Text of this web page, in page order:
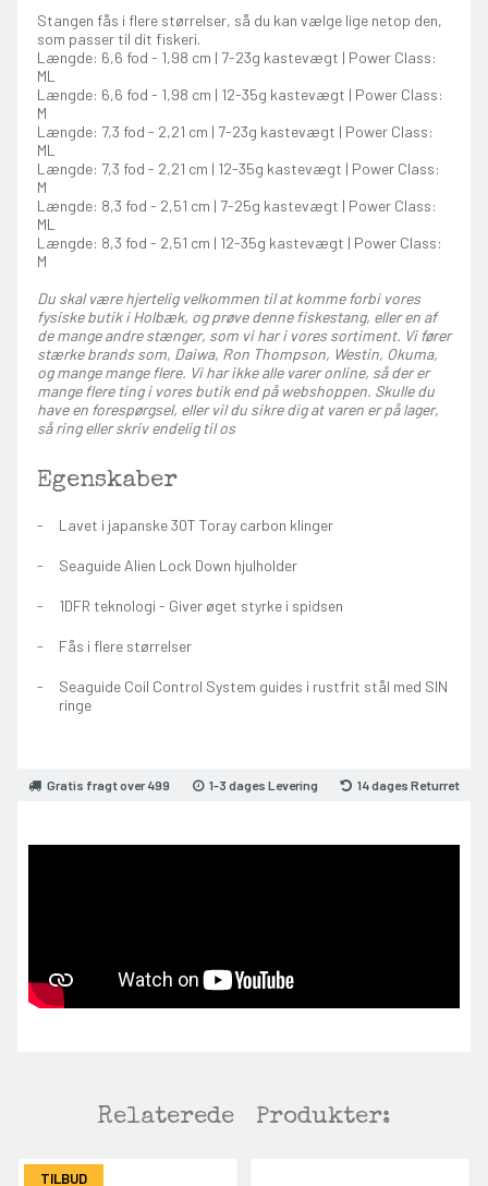
Stangen fås i flere størrelser, så du kan vælge lige netop den,
som passer til dit fiskeri.
Længde: 6,6 fod - 1,98 cm | 7-23g kastevægt | Power Class:
ML
Længde: 6,6 fod - 1,98 cm | 12-35g kastevægt | Power Class:
M
Længde: 7,3 fod - 2,21 cm | 7-23g kastevægt | Power Class:
ML
Længde: 7,3 fod - 2,21 cm | 12-35g kastevægt | Power Class:
M
Længde: 8,3 fod - 2,51 cm | 7-25g kastevægt | Power Class:
ML
Længde: 8,3 fod - 2,51 cm | 12-35g kastevægt | Power Class:
M
Du skal være hjertelig velkommen til at komme forbi vores
fysiske butik i Holbæk, og prøve denne fiskestang, eller en af
de mange andre stænger, som vi har i vores sortiment. Vi fører
stærke brands som, Daiwa, Ron Thompson, Westin, Okuma,
og mange mange flere. Vi har ikke alle varer online, så der er
mange flere ting i vores butik end på webshoppen. Skulle du
have en forespørgsel, eller vil du sikre dig at varen er på lager,
så ring eller skriv endelig til os
Egenskaber
Lavet i japanske 30T Toray carbon klinger
Seaguide Alien Lock Down hjulholder
1DFR teknologi - Giver øget styrke i spidsen
Fås i flere størrelser
Seaguide Coil Control System guides i rustfrit stål med SIN
ringe
Gratis fragt over 499 1-3 dages Levering 14 dages Returret
Relaterede Produkter:
TILBUD